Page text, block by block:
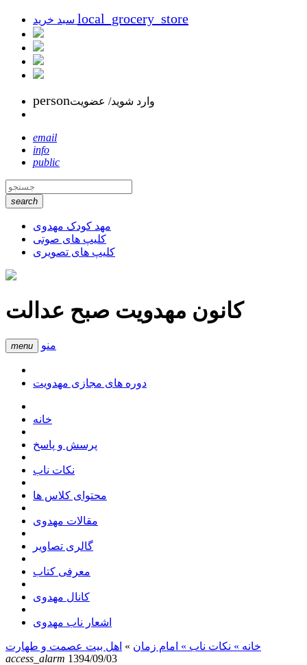
local_grocery_store
personوارد شوید/ عضویت
email
info
public
search
مهد کودک مهدوی
کلیپ های صوتی
کلیپ های تصویری
کانون مهدویت صبح عدالت
menu منو
دوره های مجازی مهدویت
خانه
پرسش و پاسخ
نکات ناب
محتوای کلاس ها
مقالات مهدوی
گالری تصاویر
معرفی کتاب
کانال مهدوی
اشعار ناب مهدوی
خانه » نکات ناب » امام زمان » اهل بیت عصمت و طهارت
access_alarm 1394/09/03